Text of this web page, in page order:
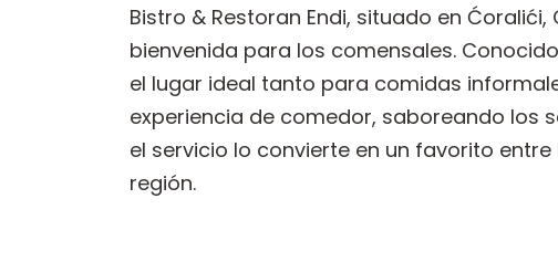
Bistro & Restoran Endi, situado en
bienvenida para los comensales.
el lugar ideal tanto para comidas
experiencia de comedor, saboreando los
el servicio lo convierte en un favorito
región.